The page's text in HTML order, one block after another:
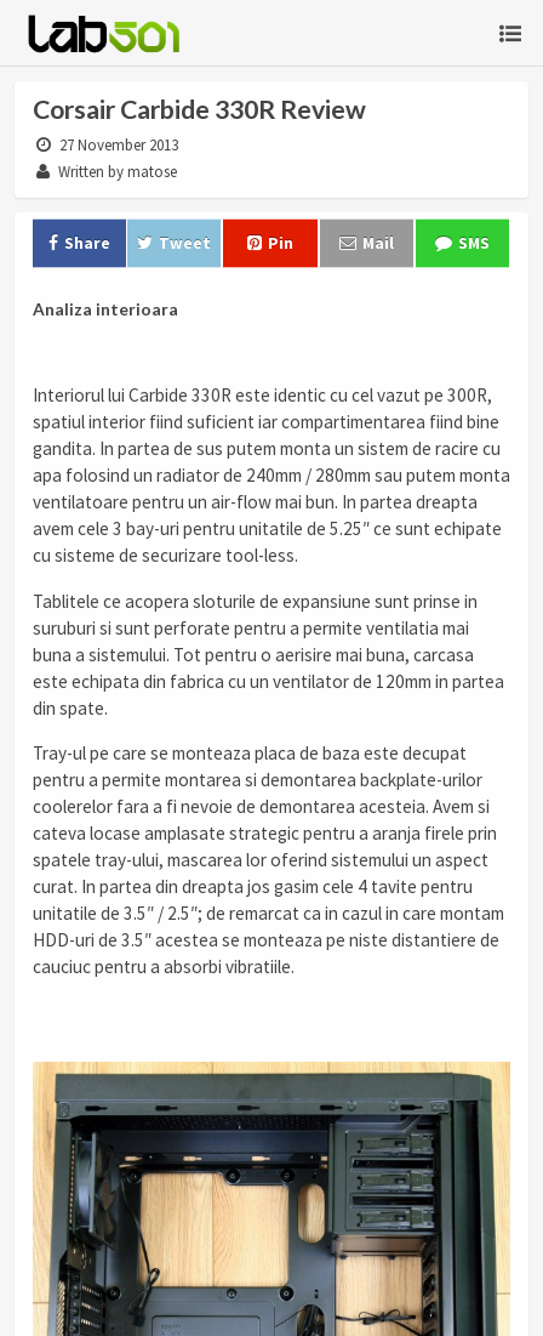
Corsair Carbide 330R Review
27 November 2013
Written by matose
Share Tweet Pin Mail SMS
Analiza interioara
Interiorul lui Carbide 330R este identic cu cel vazut pe 300R,
spatiul interior fiind suficient iar compartimentarea fiind bine
gandita. In partea de sus putem monta un sistem de racire cu
apa folosind un radiator de 240mm / 280mm sau putem monta
ventilatoare pentru un air-flow mai bun. In partea dreapta
avem cele 3 bay-uri pentru unitatile de 5.25″ ce sunt echipate
cu sisteme de securizare tool-less.
Tablitele ce acopera sloturile de expansiune sunt prinse in
suruburi si sunt perforate pentru a permite ventilatia mai
buna a sistemului. Tot pentru o aerisire mai buna, carcasa
este echipata din fabrica cu un ventilator de 120mm in partea
din spate.
Tray-ul pe care se monteaza placa de baza este decupat
pentru a permite montarea si demontarea backplate-urilor
coolerelor fara a fi nevoie de demontarea acesteia. Avem si
cateva locase amplasate strategic pentru a aranja firele prin
spatele tray-ului, mascarea lor oferind sistemului un aspect
curat. In partea din dreapta jos gasim cele 4 tavite pentru
unitatile de 3.5″ / 2.5″; de remarcat ca in cazul in care montam
HDD-uri de 3.5″ acestea se monteaza pe niste distantiere de
cauciuc pentru a absorbi vibratiile.